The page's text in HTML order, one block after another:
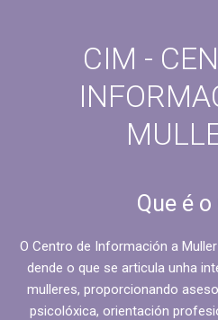
CIM -
Que é o
O Centro de Información a
dende o que se articula unha
mulleres, proporcionando
psicolóxica, orientación